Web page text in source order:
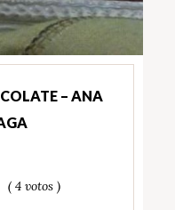
– ANA
( 4 votos )